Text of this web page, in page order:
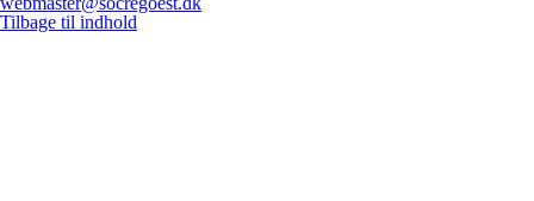
Tilbage til indhold